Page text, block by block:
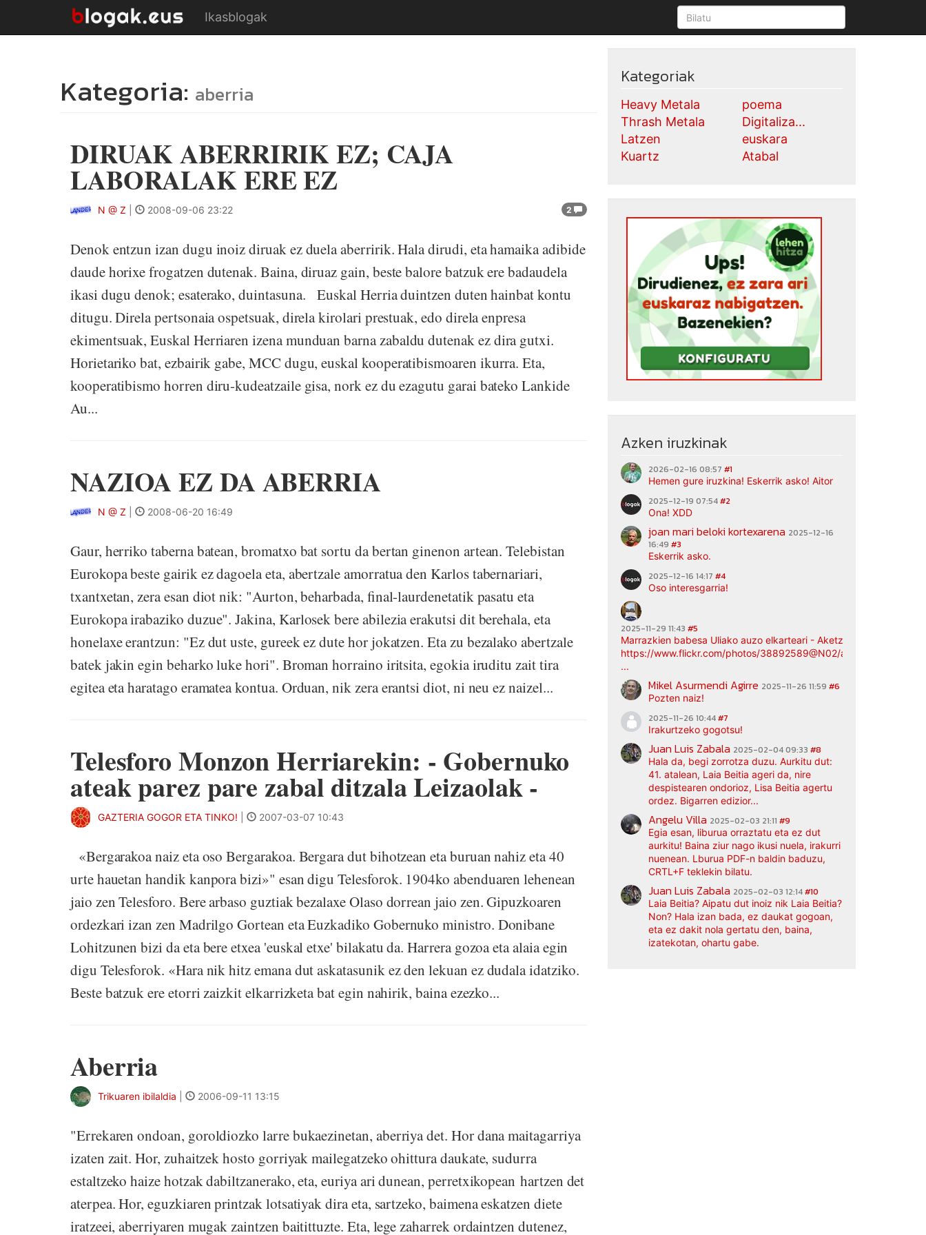
Ikasblogak
Kategoria: aberria
DIRUAK ABERRIRIK EZ; CAJA
LABORALAK ERE EZ
2
N @ Z 2008-09-06 23:22
Denok entzun izan dugu inoiz diruak ez duela aberririk. Hala dirudi, eta hamaika adibide
daude horixe frogatzen dutenak. Baina, diruaz gain, beste balore batzuk ere badaudela
ikasi dugu denok; esaterako, duintasuna. Euskal Herria duintzen duten hainbat kontu
ditugu. Direla pertsonaia ospetsuak, direla kirolari prestuak, edo direla enpresa
ekimentsuak, Euskal Herriaren izena munduan barna zabaldu dutenak ez dira gutxi.
Horietariko bat, ezbairik gabe, MCC dugu, euskal kooperatibismoaren ikurra. Eta,
kooperatibismo horren diru-kudeatzaile gisa, nork ez du ezagutu garai bateko Lankide
Au...
NAZIOA EZ DA ABERRIA
N @ Z 2008-06-20 16:49
Gaur, herriko taberna batean, bromatxo bat sortu da bertan ginenon artean. Telebistan
Eurokopa beste gairik ez dagoela eta, abertzale amorratua den Karlos tabernariari,
txantxetan, zera esan diot nik: "Aurton, beharbada, final-laurdenetatik pasatu eta
Eurokopa irabaziko duzue". Jakina, Karlosek bere abilezia erakutsi dit berehala, eta
honelaxe erantzun: "Ez dut uste, gureek ez dute hor jokatzen. Eta zu bezalako abertzale
batek jakin egin beharko luke hori". Broman horraino iritsita, egokia iruditu zait tira
egitea eta haratago eramatea kontua. Orduan, nik zera erantsi diot, ni neu ez naizel...
Telesforo Monzon Herriarekin: - Gobernuko
ateak parez pare zabal ditzala Leizaolak -
GAZTERIA GOGOR ETA TINKO! 2007-03-07 10:43
«Bergarakoa naiz eta oso Bergarakoa. Bergara dut bihotzean eta buruan nahiz eta 40
urte hauetan handik kanpora bizi»" esan digu Telesforok. 1904ko abenduaren lehenean
jaio zen Telesforo. Bere arbaso guztiak bezalaxe Olaso dorrean jaio zen. Gipuzkoaren
ordezkari izan zen Madrilgo Gortean eta Euzkadiko Gobernuko ministro. Donibane
Lohitzunen bizi da eta bere etxea 'euskal etxe' bilakatu da. Harrera gozoa eta alaia egin
digu Telesforok. «Hara nik hitz emana dut askatasunik ez den lekuan ez dudala idatziko.
Beste batzuk ere etorri zaizkit elkarrizketa bat egin nahirik, baina ezezko...
Aberria
Trikuaren ibilaldia 2006-09-11 13:15
"Errekaren ondoan, goroldiozko larre bukaezinetan, aberriya det. Hor dana maitagarriya
izaten zait. Hor, zuhaitzek hosto gorriyak mailegatzeko ohittura daukate, sudurra
estaltzeko haize hotzak dabiltzanerako, eta, euriya ari dunean, perretxikopean hartzen det
aterpea. Hor, eguzkiaren printzak lotsatiyak dira eta, sartzeko, baimena eskatzen diete
iratzeei, aberriyaren mugak zaintzen baitittuzte. Eta, lege zaharrek ordaintzen dutenez,
Kategoriak
Heavy Metala
Thrash Metala
Latzen
Kuartz
poema
Digitaliza...
euskara
Atabal
Azken iruzkinak
2026-02-16 08:57 #1
Hemen gure iruzkina! Eskerrik asko! Aitor
2025-12-19 07:54#2
Ona! XDD
joan mari beloki kortexarena 2025-12-16
16:49 #3
Eskerrik asko.
2025-12-16 14:17 #4
Oso interesgarria!
2025-11-29 11:43 #5
Marrazkien babesa Uliako auzo elkarteari - Aketz etxea (argazki
https://www.flickr.com/photos/38892589@N02/albums/
...
Mikel Asurmendi Agirre 2025-11-26 11:59 #6
Pozten naiz!
2025-11-26 10:44#7
Irakurtzeko gogotsu!
Juan Luis Zabala 2025-02-04 09:33 #8
Hala da, begi zorrotza duzu. Aurkitu dut:
41. atalean, Laia Beitia ageri da, nire
despistearen ondorioz, Lisa Beitia agertu
ordez. Bigarren edizior...
Angelu Villa 2025-02-03 21:11 #9
Egia esan, liburua orraztatu eta ez dut
aurkitu! Baina ziur nago ikusi nuela, irakurri
nuenean. Lburua PDF-n baldin baduzu,
CRTL+F teklekin bilatu.
Juan Luis Zabala 2025-02-03 12:14#10
Laia Beitia? Aipatu dut inoiz nik Laia Beitia?
Non? Hala izan bada, ez daukat gogoan,
eta ez dakit nola gertatu den, baina,
izatekotan, ohartu gabe.